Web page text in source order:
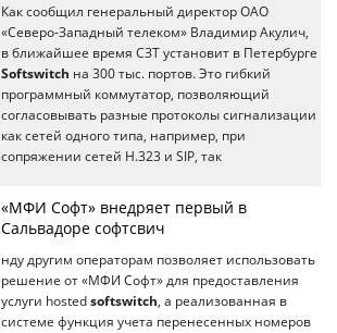
Как сообщил генеральный директор ОАО
«Северо-Западный телеком» Владимир Акулич,
в ближайшее время СЗТ установит в Петербурге
Softswitch на 300 тыс. портов. Это гибкий
программный коммутатор, позволяющий
согласовывать разные протоколы сигнализации
как сетей одного типа, например, при
сопряжении сетей H.323 и SIP, так
«МФИ Софт» внедряет первый в
Сальвадоре софтсвич
нду другим операторам позволяет использовать
решение от «МФИ Софт» для предоставления
услуги hosted softswitch, а реализованная в
системе функция учета перенесенных номеров